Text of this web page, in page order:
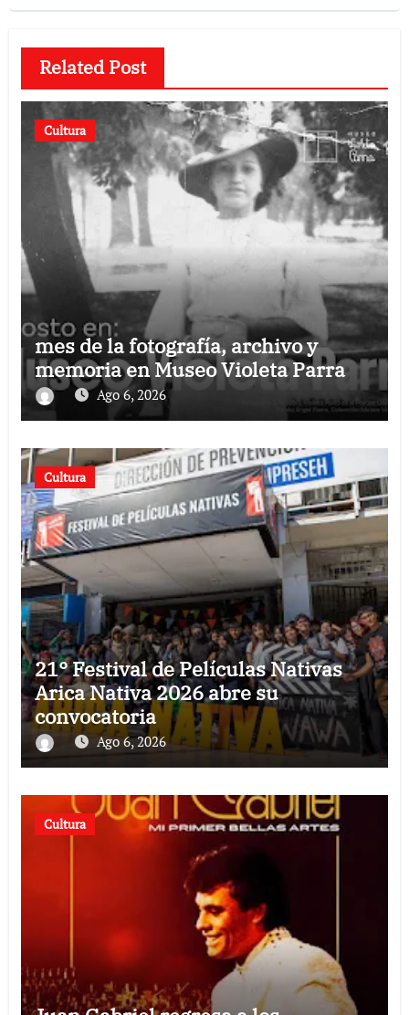
Related Post
Cultura
mes de la fotografía, archivo y
memoria en Museo Violeta Parra
Ago 6, 2026
Cultura
21° Festival de Películas Nativas
Arica Nativa 2026 abre su
convocatoria
Ago 6, 2026
Cultura